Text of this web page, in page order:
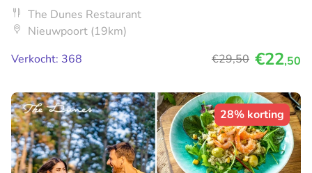
The Dunes Restaurant
Nieuwpoort (19km)
Verkocht: 368
€29,50 €22,50
28% korting